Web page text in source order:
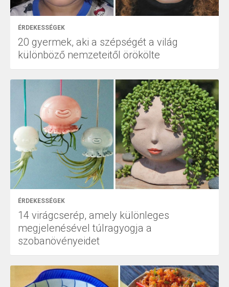
ÉRDEKESSÉGEK
20 gyermek, aki a szépségét a világ
különböző nemzeteitől örökölte
ÉRDEKESSÉGEK
14 virágcserép, amely különleges
megjelenésével túlragyogja a
szobanövényeidet